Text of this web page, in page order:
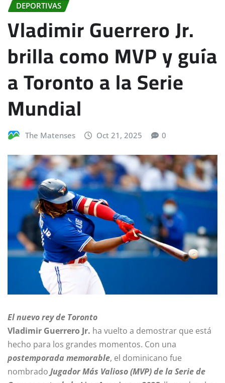
DEPORTIVAS
Vladimir Guerrero Jr.
brilla como MVP y guía
a Toronto a la Serie
Mundial
The Matenses Oct 21, 2025 0
El nuevo rey de Toronto
Vladimir Guerrero Jr. ha vuelto a demostrar que está
hecho para los grandes momentos. Con una
postemporada memorable, el dominicano fue
nombrado Jugador Más Valioso (MVP) de la Serie de